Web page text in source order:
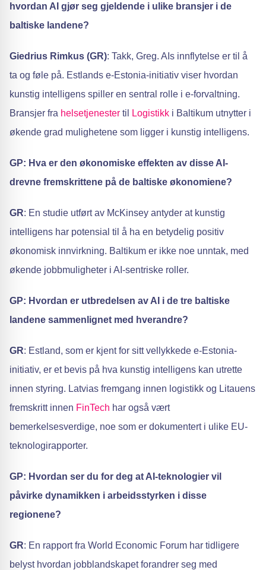
hvordan AI gjør seg gjeldende i ulike bransjer i de
baltiske landene?
Giedrius Rimkus (GR): Takk, Greg. AIs innflytelse er til å
ta og føle på. Estlands e-Estonia-initiativ viser hvordan
kunstig intelligens spiller en sentral rolle i e-forvaltning.
Bransjer fra helsetjenester til Logistikk i Baltikum utnytter i
økende grad mulighetene som ligger i kunstig intelligens.
GP: Hva er den økonomiske effekten av disse AI-
drevne fremskrittene på de baltiske økonomiene?
GR: En studie utført av McKinsey antyder at kunstig
intelligens har potensial til å ha en betydelig positiv
økonomisk innvirkning. Baltikum er ikke noe unntak, med
økende jobbmuligheter i AI-sentriske roller.
GP: Hvordan er utbredelsen av AI i de tre baltiske
landene sammenlignet med hverandre?
GR: Estland, som er kjent for sitt vellykkede e-Estonia-
initiativ, er et bevis på hva kunstig intelligens kan utrette
innen styring. Latvias fremgang innen logistikk og Litauens
fremskritt innen FinTech har også vært
bemerkelsesverdige, noe som er dokumentert i ulike EU-
teknologirapporter.
GP: Hvordan ser du for deg at AI-teknologier vil
påvirke dynamikken i arbeidsstyrken i disse
regionene?
GR: En rapport fra World Economic Forum har tidligere
belyst hvordan jobblandskapet forandrer seg med